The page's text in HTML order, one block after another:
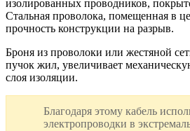
изолированных проводников,
Стальная проволока, помещенная в
прочность конструкции на разрыв.
Броня из проволоки или жестяной
пучок жил, увеличивает
слоя изоляции.
Благодаря этому кабель
электропроводки в